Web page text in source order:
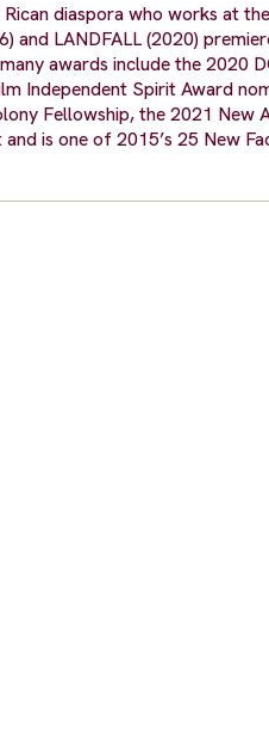
diaspora who works at
LANDFALL (2020)
awards include the 2020
Independent Spirit Award
Fellowship, the 2021 New
is one of 2015’s 25 New